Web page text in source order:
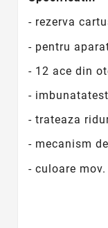
- rezerva
- pentru
- 12 ace din
-
- trateaza
- mecanism
- culoare mov.